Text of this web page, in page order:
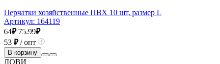
Перчатки хозяйственные ПВХ 10 шт, размер L
Артикул: 164119
64₽ 75.99₽
53 ₽/ опт
В корзину
ЛОВИ